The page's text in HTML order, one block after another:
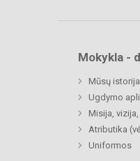
Mokykla -
Mūsų istorija
Ugdymo
Misija,
Atributika
Uniformos